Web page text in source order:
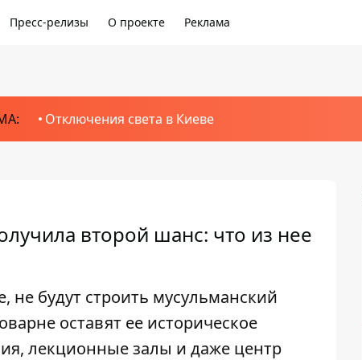
Пресс-релизы О проекте Реклама
Отключения света в Киеве
второй шанс: что из нее
не будут строить мусульманский
оставят ее историческое
лекционные залы и даже центр